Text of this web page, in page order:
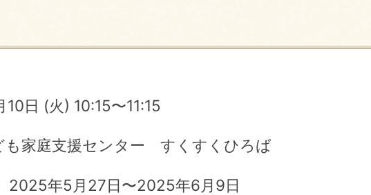
日 (火) 10:15〜11:15
も家庭支援センター すくすくひろば
2025年5月27日〜2025年6月9日